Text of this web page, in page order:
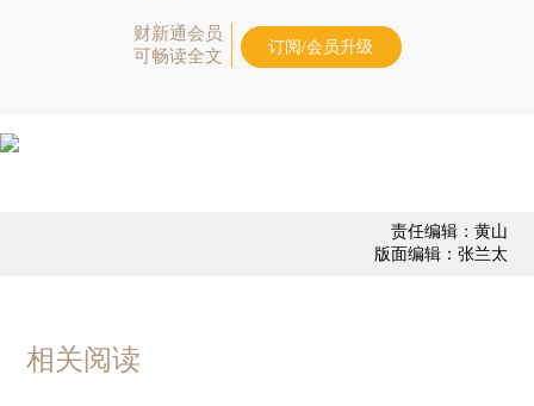
财新通会员
可畅读全文
订阅/会员升级
责任编辑：黄山
版面编辑：张兰太
相关阅读